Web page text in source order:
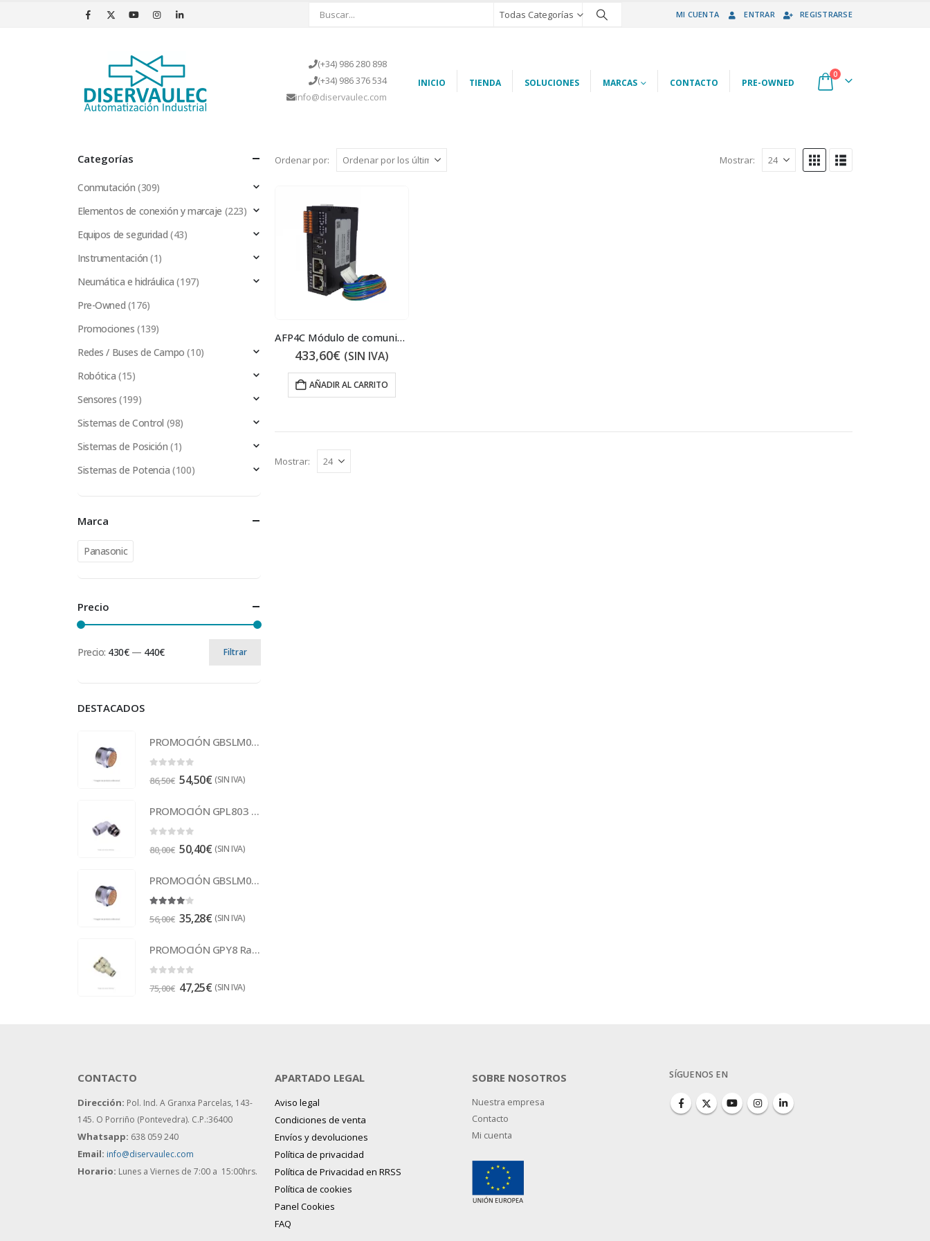
Todas Categorías MI CUENTA ENTRAR REGISTRARSE
(+34) 986 280 898
(+34) 986 376 534
info@diservaulec.com
INICIO TIENDA SOLUCIONES MARCAS CONTACTO PRE-OWNED
0
Ordenar por: Mostrar:
AFP4C Módulo de comunicación
433,60€ (SIN IVA)
AÑADIR AL CARRITO
Mostrar:
Categorías
Conmutación (309)
Elementos de conexión y marcaje (223)
Equipos de seguridad (43)
Instrumentación (1)
Neumática e hidráulica (197)
Pre-Owned (176)
Promociones (139)
Redes / Buses de Campo (10)
Robótica (15)
Sensores (199)
Sistemas de Control (98)
Sistemas de Posición (1)
Sistemas de Potencia (100)
Marca
Panasonic
Precio
Filtrar
Precio: 430€— 440€
DESTACADOS
PROMOCIÓN GBSLM03 Escape 3/8
86,50€ 54,50€ (SIN IVA)
PROMOCIÓN GPL803 Racor
80,00€ 50,40€ (SIN IVA)
PROMOCIÓN GBSLM02 Escape 1/4
56,00€ 35,28€ (SIN IVA)
PROMOCIÓN GPY8 Racor
75,00€ 47,25€ (SIN IVA)
CONTACTO
Dirección: Pol. Ind. A Granxa Parcelas, 143-
145. O Porriño (Pontevedra). C.P.:36400
Whatsapp: 638 059 240
Email: info@diservaulec.com
Horario: Lunes a Viernes de 7:00 a 15:00hrs.
APARTADO LEGAL
Aviso legal
Condiciones de venta
Envíos y devoluciones
Política de privacidad
Política de Privacidad en RRSS
Política de cookies
Panel Cookies
FAQ
SOBRE NOSOTROS
Nuestra empresa
Contacto
Mi cuenta
SÍGUENOS EN